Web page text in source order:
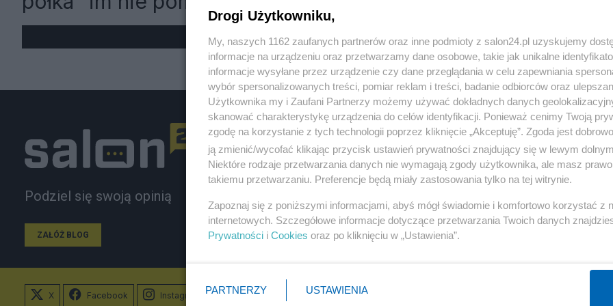
« WRÓĆ DO NOTKI
Podziel się swoją opinią
ZAŁÓŻ BLOG
Polityka
Rosja
PiS
Prezydent
NATO
Gospodarka
Biznes
Pieniądze
Inwestycje
Podatki
X Facebook Instagram
Drogi Użytkowniku,
My, naszych 1162 zaufanych partnerów oraz inne podmioty z salon24.pl uzyskujemy
informacje na urządzeniu oraz przetwarzamy dane osobowe, takie jak unikalne
informacje wysyłane przez urządzenie czy dane przeglądania w celu zapewniania
wybór spersonalizowanych treści, pomiar reklam i treści, badanie odbiorców oraz
Użytkownika my i Zaufani Partnerzy możemy używać dokładnych danych
skanować charakterystykę urządzenia do celów identyfikacji. Ponieważ cenimy Twoją
zgodę na korzystanie z tych technologii poprzez kliknięcie „Akceptuję”. Zgoda jest
ją zmienić/wycofać klikając przycisk ustawień prywatności znajdujący się w lewym
Niektóre rodzaje przetwarzania danych nie wymagają zgody użytkownika, ale masz
takiemu przetwarzaniu. Preferencje będą miały zastosowania tylko na tej witrynie.
Zapoznaj się z poniższymi informacjami, abyś mógł świadomie i komfortowo korzystać z
internetowych. Szczegółowe informacje dotyczące przetwarzania Twoich danych
Prywatności i Cookies oraz po kliknięciu w „Ustawienia”.
PARTNERZY USTAWIENIA